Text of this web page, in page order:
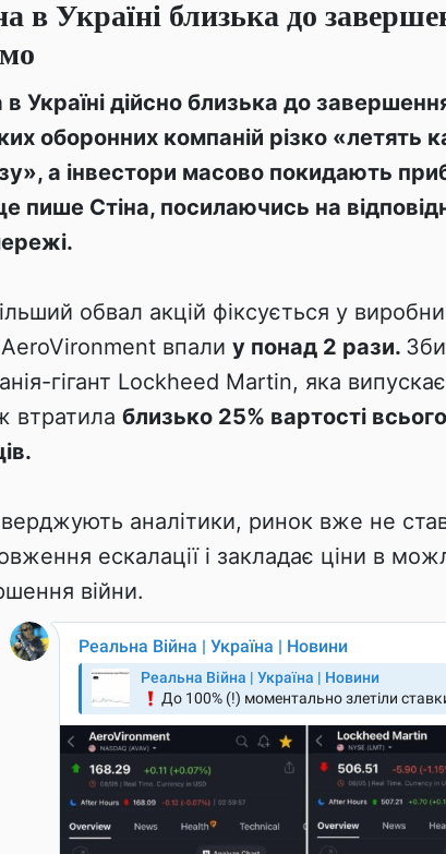
в Україні близька до
в Україні дійсно близька до
оборонних компаній різко «летять
а інвестори масово покидають
пише Стіна, посилаючись на
обвал акцій фіксується у
AeroVironment впали у понад 2 рази.
гігант Lockheed Martin, яка
втратила близько 25% вартості
аналітики, ринок вже не
ескалації і закладає ціни в
війни.